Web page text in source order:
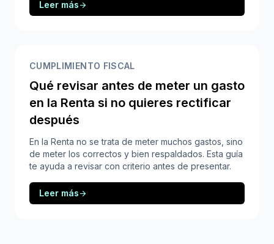
Leer másarrow_forward
CUMPLIMIENTO FISCAL
Qué revisar antes de meter un gasto
en la Renta si no quieres rectificar
después
En la Renta no se trata de meter muchos gastos, sino
de meter los correctos y bien respaldados. Esta guía
te ayuda a revisar con criterio antes de presentar.
Leer másarrow_forward